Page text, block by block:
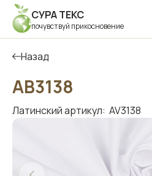
СУРА ТЕКС
почувствуй прикосновение
Назад
АВ3138
Латинский артикул: AV3138